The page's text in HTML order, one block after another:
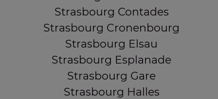
Strasbourg Contades
Strasbourg Cronenbourg
Strasbourg Elsau
Strasbourg Esplanade
Strasbourg Gare
Strasbourg Halles